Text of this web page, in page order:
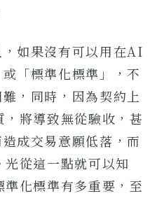
如果沒有可以用在AI
「標準化標準」，不
，同時，因為契約上
將導致無從驗收，甚
成交易意願低落，而
從這一點就可以知
化標準有多重要，至